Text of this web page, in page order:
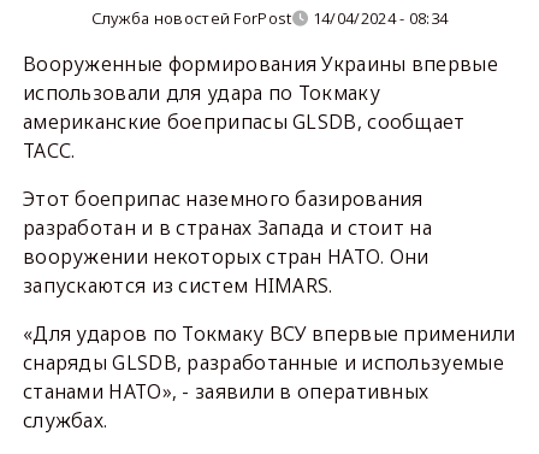
Служба новостей ForPost 14/04/2024 - 08:34
Вооруженные формирования Украины впервые
использовали для удара по Токмаку
американские боеприпасы GLSDB, сообщает
ТАСС.
Этот боеприпас наземного базирования
разработан и в странах Запада и стоит на
вооружении некоторых стран НАТО. Они
запускаются из систем HIMARS.
«Для ударов по Токмаку ВСУ впервые применили
снаряды GLSDB, разработанные и используемые
станами НАТО», - заявили в оперативных
службах.